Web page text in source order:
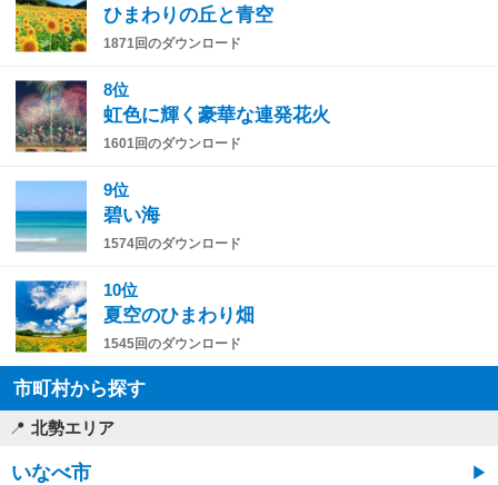
ひまわりの丘と青空
1871回のダウンロード
8位
虹色に輝く豪華な連発花火
1601回のダウンロード
9位
碧い海
1574回のダウンロード
10位
夏空のひまわり畑
1545回のダウンロード
市町村から探す
北勢エリア
いなべ市